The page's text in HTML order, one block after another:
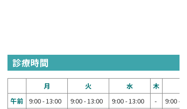
診療時間
月 火 水 木
午前
9:00 - 13:00 9:00 - 13:00 9:00 - 13:00 -
9:00 -